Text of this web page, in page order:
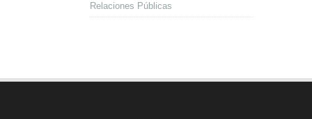
Relaciones Públicas